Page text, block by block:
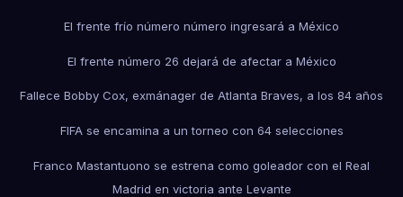
El frente frío número número ingresará a México
El frente número 26 dejará de afectar a México
Fallece Bobby Cox, exmánager de Atlanta Braves, a los 84 años
FIFA se encamina a un torneo con 64 selecciones
Franco Mastantuono se estrena como goleador con el Real
Madrid en victoria ante Levante